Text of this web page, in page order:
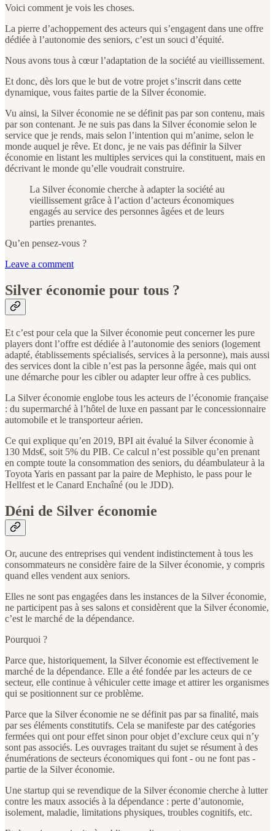
Voici comment je vois les choses.
La pierre d’achoppement des acteurs qui s’engagent dans une offre
dédiée à l’autonomie des seniors, c’est un souci d’équité.
Nous avons tous à cœur l’adaptation de la société au vieillissement.
Et donc, dès lors que le but de votre projet s’inscrit dans cette
dynamique, vous faites partie de la Silver économie.
Vu ainsi, la Silver économie ne se définit pas par son contenu, mais
par son contenant. Je ne suis pas dans la Silver économie selon le
service que je rends, mais selon l’intention qui m’anime, selon le
monde auquel je rêve. Et donc, je ne vais pas définir la Silver
économie en listant les multiples services qui la constituent, mais en
décrivant le monde qu’elle voudrait construire.
La Silver économie cherche à adapter la société au
vieillissement grâce à l’action d’acteurs économiques
engagés au service des personnes âgées et de leurs
parties prenantes.
Qu’en pensez-vous ?
Leave a comment
Silver économie pour tous ?
Et c’est pour cela que la Silver économie peut concerner les pure
players dont l’offre est dédiée à l’autonomie des seniors (logement
adapté, établissements spécialisés, services à la personne), mais aussi
des services dont la cible n’est pas la personne âgée, mais qui ont
une démarche pour les cibler ou adapter leur offre à ces publics.
La Silver économie englobe tous les acteurs de l’économie française
: du supermarché à l’hôtel de luxe en passant par le concessionnaire
automobile et le transporteur aérien.
Ce qui explique qu’en 2019, BPI ait évalué la Silver économie à
130 Mds€, soit 5% du PIB. Ce calcul n’est possible qu’en prenant
en compte toute la consommation des seniors, du déambulateur à la
Toyota Yaris en passant par la paire de Mephisto, le pass pour le
Hellfest et le Canard Enchaîné (ou le JDD).
Déni de Silver économie
Or, aucune des entreprises qui vendent indistinctement à tous les
consommateurs ne considère faire de la Silver économie, y compris
quand elles vendent aux seniors.
Elles ne sont pas engagées dans les instances de la Silver économie,
ne participent pas à ses salons et considèrent que la Silver économie,
c’est le marché de la dépendance.
Pourquoi ?
Parce que, historiquement, la Silver économie est effectivement le
marché de la dépendance. Elle a été fondée par les acteurs de ce
secteur, elle continue à véhiculer cette image et attirer les organismes
qui se positionnent sur ce problème.
Parce que la Silver économie ne se définit pas par sa finalité, mais
par ses éléments constitutifs. Cela se manifeste par des catégories
fermées qui ont pour effet sinon pour objet d’exclure ceux qui n’y
sont pas associés. Les ouvrages traitant du sujet se résument à des
énumérations de secteurs économiques qui font - ou ne font pas -
partie de la Silver économie.
Une startup qui se revendique de la Silver économie cherche à lutter
contre les maux associés à la dépendance : perte d’autonomie,
isolement, maladie, limitations physiques, troubles cognitifs, etc.